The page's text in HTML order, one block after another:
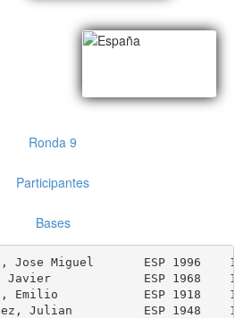
Ronda 9
Participantes
Bases
Jose Miguel       ESP 1996
Javier             ESP 1968
Emilio            ESP 1918
Julian          ESP 1948